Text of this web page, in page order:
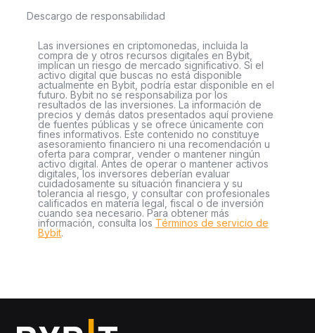
Descargo de responsabilidad
Las inversiones en criptomonedas, incluida la
compra de y otros recursos digitales en Bybit,
implican un riesgo de mercado significativo. Si el
activo digital que buscas no está disponible
actualmente en Bybit, podría estar disponible en el
futuro. Bybit no se responsabiliza por los
resultados de las inversiones. La información de
precios y demás datos presentados aquí proviene
de fuentes públicas y se ofrece únicamente con
fines informativos. Este contenido no constituye
asesoramiento financiero ni una recomendación u
oferta para comprar, vender o mantener ningún
activo digital. Antes de operar o mantener activos
digitales, los inversores deberían evaluar
cuidadosamente su situación financiera y su
tolerancia al riesgo, y consultar con profesionales
calificados en materia legal, fiscal o de inversión
cuando sea necesario. Para obtener más
información, consulta los Términos de servicio de
Bybit.